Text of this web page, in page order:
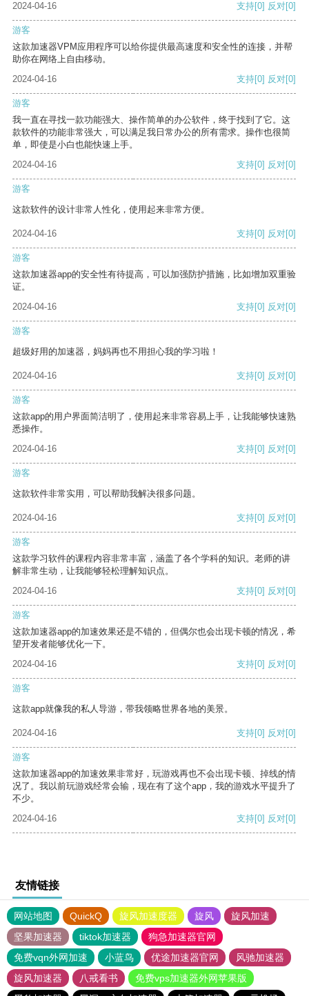
2024-04-16
支持[0] 反对[0]
游客
这款加速器VPM应用程序可以给你提供最高速度和安全性的连接，并帮
助你在网络上自由移动。
2024-04-16
支持[0] 反对[0]
游客
我一直在寻找一款功能强大、操作简单的办公软件，终于找到了它。这
款软件的功能非常强大，可以满足我日常办公的所有需求。操作也很简
单，即使是小白也能快速上手。
2024-04-16
支持[0] 反对[0]
游客
这款软件的设计非常人性化，使用起来非常方便。
2024-04-16 支持[0] 反对[0]
游客
这款加速器app的安全性有待提高，可以加强防护措施，比如增加双重验
证。
2024-04-16
支持[0] 反对[0]
游客
超级好用的加速器，妈妈再也不用担心我的学习啦！
2024-04-16 支持[0] 反对[0]
游客
这款app的用户界面简洁明了，使用起来非常容易上手，让我能够快速熟
悉操作。
2024-04-16
支持[0] 反对[0]
游客
这款软件非常实用，可以帮助我解决很多问题。
2024-04-16 支持[0] 反对[0]
游客
这款学习软件的课程内容非常丰富，涵盖了各个学科的知识。老师的讲
解非常生动，让我能够轻松理解知识点。
2024-04-16
支持[0] 反对[0]
游客
这款加速器app的加速效果还是不错的，但偶尔也会出现卡顿的情况，希
望开发者能够优化一下。
2024-04-16
支持[0] 反对[0]
游客
这款app就像我的私人导游，带我领略世界各地的美景。
2024-04-16 支持[0] 反对[0]
游客
这款加速器app的加速效果非常好，玩游戏再也不会出现卡顿、掉线的情
况了。我以前玩游戏经常会输，现在有了这个app，我的游戏水平提升了
不少。
2024-04-16
支持[0] 反对[0]
友情链接
网站地图 QuickQ 旋风加速度器 旋风
旋风加速
坚果加速器
tiktok加速器
狗急加速器官网
免费vqn外网加速
小蓝鸟 优途加速器官网
风驰加速器
旋风加速器
八戒看书
免费vps加速器外网苹果版